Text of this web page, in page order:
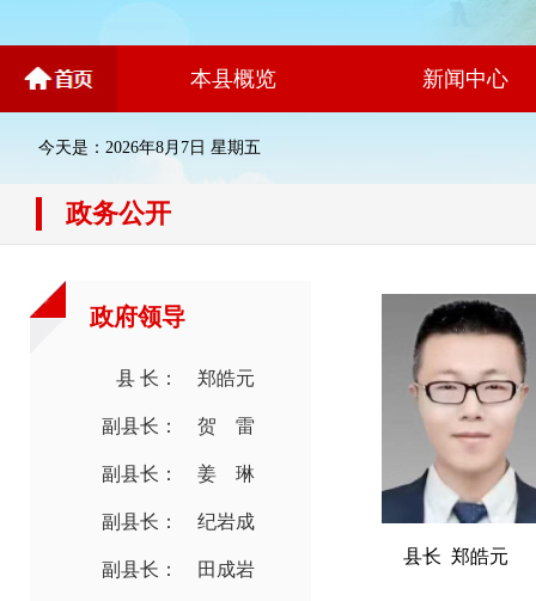
本县概览 新闻中心
今天是：2026年8月7日 星期五
政务公开
政府领导
县 长： 郑皓元
副县长： 贺 雷
副县长： 姜 琳
副县长： 纪岩成
副县长： 田成岩
县长 郑皓元